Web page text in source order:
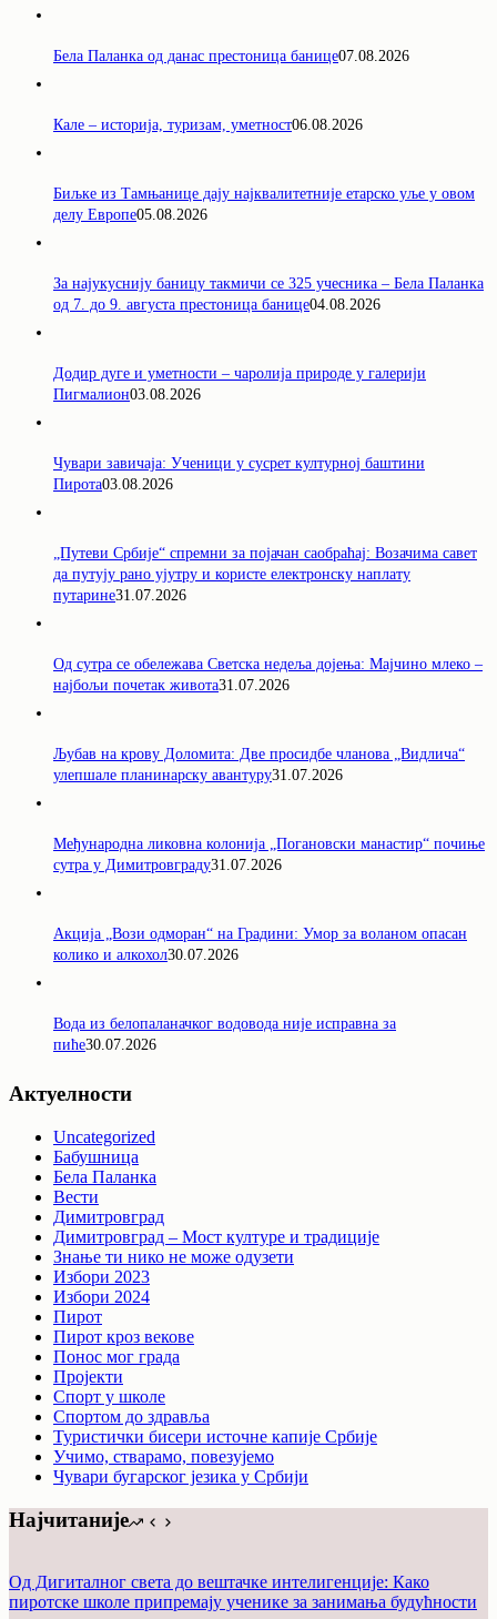
Бела Паланка од данас престоница банице07.08.2026
Кале – историја, туризам, уметност06.08.2026
Биљке из Тамњанице дају најквалитетније етарско уље у овом
делу Европе05.08.2026
За најукуснију баницу такмичи се 325 учесника – Бела Паланка
од 7. до 9. августа престоница банице04.08.2026
Додир дуге и уметности – чаролија природе у галерији
Пигмалион03.08.2026
Чувари завичаја: Ученици у сусрет културној баштини
Пирота03.08.2026
„Путеви Србије“ спремни за појачан саобраћај: Возачима савет
да путују рано ујутру и користе електронску наплату
путарине31.07.2026
Од сутра се обележава Светска недеља дојења: Мајчино млеко –
најбољи почетак живота31.07.2026
Љубав на крову Доломита: Две просидбе чланова „Видлича“
улепшале планинарску авантуру31.07.2026
Међународна ликовна колонија „Погановски манастир“ почиње
сутра у Димитровграду31.07.2026
Акција „Вози одморан“ на Градини: Умор за воланом опасан
колико и алкохол30.07.2026
Вода из белопаланачког водовода није исправна за
пиће30.07.2026
Актуелности
Uncategorized
Бабушница
Бела Паланка
Вести
Димитровград
Димитровград – Мост културе и традиције
Знање ти нико не може одузети
Избори 2023
Избори 2024
Пирот
Пирот кроз векове
Понос мог града
Пројекти
Спорт у школе
Спортом до здравља
Туристички бисери источне капије Србије
Учимо, стварамо, повезујемо
Чувари бугарског језика у Србији
Најчитаније
Од Дигиталног света до вештачке интелигенције: Како
пиротске школе припремају ученике за занимања будућности